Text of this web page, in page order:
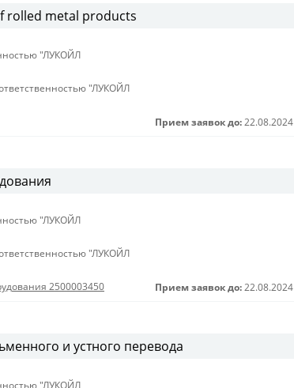
rolled metal products
"ЛУКОЙЛ
"ЛУКОЙЛ
Прием заявок до: 22.08.2024
"ЛУКОЙЛ
"ЛУКОЙЛ
2500003450 Прием заявок до: 22.08.2024
и устного перевода
"ЛУКОЙЛ